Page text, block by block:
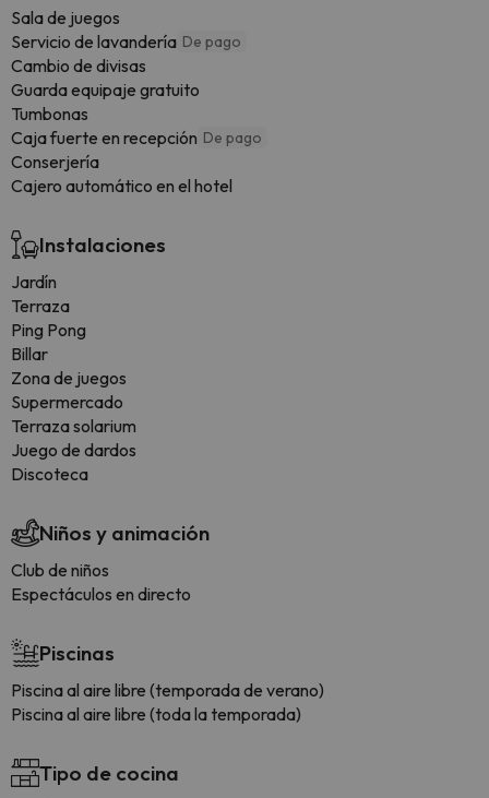
Sala de juegos
Servicio de lavandería De pago
Cambio de divisas
Guarda equipaje gratuito
Tumbonas
Caja fuerte en recepción De pago
Conserjería
Cajero automático en el hotel
Instalaciones
Jardín
Terraza
Ping Pong
Billar
Zona de juegos
Supermercado
Terraza solarium
Juego de dardos
Discoteca
Niños y animación
Club de niños
Espectáculos en directo
Piscinas
Piscina al aire libre (temporada de verano)
Piscina al aire libre (toda la temporada)
Tipo de cocina